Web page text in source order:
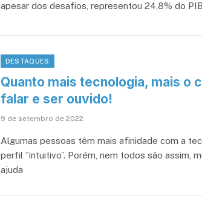
apesar dos desafios, representou 24,8% do
DESTAQUES
Quanto mais tecnologia, mais o
falar e ser ouvido!
9 de setembro de 2022
Algumas pessoas têm mais afinidade com a
perfil ”intuitivo”. Porém, nem todos são assim,
ajuda